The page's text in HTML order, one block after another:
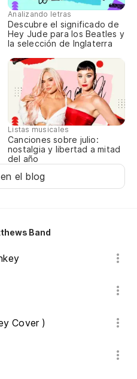
Analizando letras
Descubre el significado de
Hey Jude para los Beatles y
la selección de Inglaterra
Listas musicales
Canciones sobre julio:
nostalgia y libertad a mitad
del año
el blog
Band
Cover )